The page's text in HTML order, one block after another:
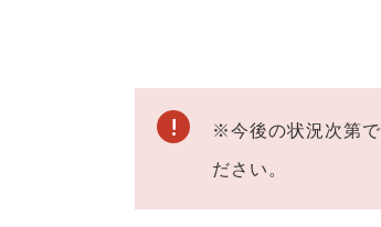
※今後の状況次第
ださい。